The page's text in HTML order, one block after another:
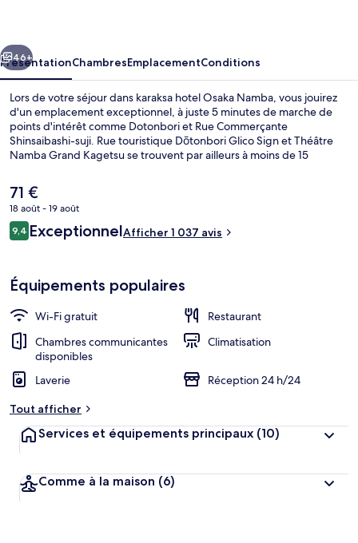
Entrée intérieure
Suivant
46+
PrésentationChambresEmplacementConditions
Lors de votre séjour dans karaksa hotel Osaka Namba, vous jouirez
d'un emplacement exceptionnel, à juste 5 minutes de marche de
points d'intérêt comme Dotonbori et Rue Commerçante
Shinsaibashi-suji. Rue touristique Dōtonbori Glico Sign et Théâtre
Namba Grand Kagetsu se trouvent par ailleurs à moins de 15
attentionné et l'emplacement. L'hébergement se situe à une très
courte distance à pied des transports publics : Station de métro
Shinsaibashi se trouve à 7 min et Gare de Namba, à 8 min.
Le
prix
actuel
est
71 €
18 août - 19 août
Avis
voyageurs
9,49,4 sur 10
ExceptionnelAfficher 1 037 avis
Équipements populaires
Wi-Fi gratuit
Restaurant
Chambres communicantes
disponibles
Climatisation
Laverie
Réception 24 h/24
Tout afficher
Services et équipements principaux (10)
Comme à la maison (6)